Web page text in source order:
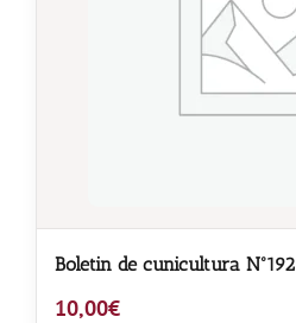
Boletin de cunicultura Nº192
10,00€